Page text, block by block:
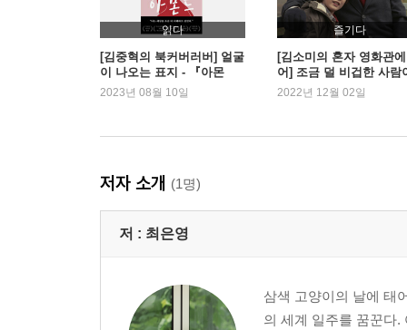
읽다
[김중혁의 북커버러버] 얼굴
이 나오는 표지 - 『아몬
드』
2023년 08월 10일
즐기다
[김소미의 혼자 영화관
어] 조금 덜 비겁한 사람
된다는 것 - <아마겟돈
2022년 12월 02일
저자 소개 (1명)
저 : 최은영
삼색 고양이의 날에 태
의 세계 일주를 꿈꾼다.